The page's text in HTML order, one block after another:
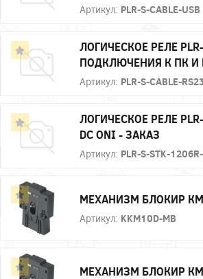
Артикул: PLR-S-CABLE-USB
ЛОГИЧЕСКОЕ РЕЛЕ
ПОДКЛЮЧЕНИЯ К ПК И
Артикул: PLR-S-CABLE-
ЛОГИЧЕСКОЕ РЕЛЕ
DC ONI - ЗАКАЗ
Артикул: PLR-S-STK-
МЕХАНИЗМ БЛОКИР
Артикул: KKM10D-MB
МЕХАНИЗМ БЛОКИР